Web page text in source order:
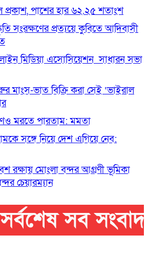
পাশের হার ৬২.২৫ শতাংশ
সংরক্ষণের প্রত্যয়ে কুবিতে আদিবাসী
মিডিয়া এসোসিয়েশন সাধারন সভা
মাংস-ভাত বিক্রি করা সেই ‘ভাইরাল
মরতে পারতাম: মমতা
সঙ্গে নিয়ে দেশ এগিয়ে নেব:
রক্ষায় মোংলা বন্দর আগ্রণী ভূমিকা
চেয়ারম্যান